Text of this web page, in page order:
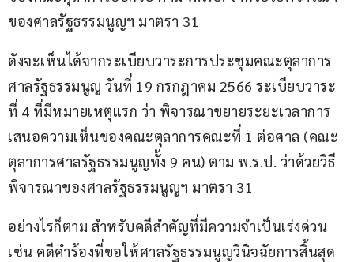
ของศาลรัฐธรรมนูญฯ มาตรา 31
ดังจะเห็นได้จากระเบียบวาระการประชุมคณะตุลาการ
ศาลรัฐธรรมนูญ วันที่ 19 กรกฎาคม 2566 ระเบียบวาระ
ที่ 4 ที่มีหมายเหตุแรก ว่า พิจารณาขยายระยะเวลาการ
เสนอความเห็นของคณะตุลาการคณะที่ 1 ต่อศาล (คณะ
ตุลาการศาลรัฐธรรมนูญทั้ง 9 คน) ตาม พ.ร.ป. ว่าด้วยวิธี
พิจารณาของศาลรัฐธรรมนูญฯ มาตรา 31
อย่างไรก็ตาม สำหรับคดีสำคัญที่มีความจำเป็นเร่งด่วน
เช่น คดีคำร้องที่ขอให้ศาลรัฐธรรมนูญวินิจฉัยการสิ้นสุด